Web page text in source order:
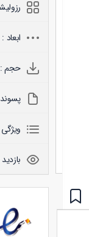
ابعاد :
حجم :